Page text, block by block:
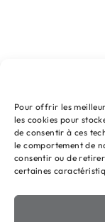
Pour offrir les
les cookies pour
de consentir à ces
le comportement de
consentir ou de
certaines